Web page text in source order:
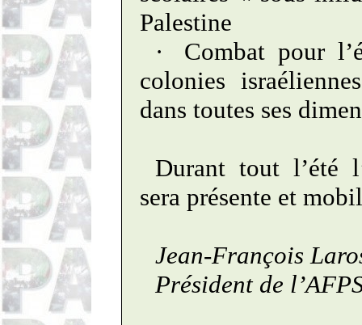
Palestine
·
Combat pour
colonies
dans toutes ses
Durant tout l’été
sera présente et
Jean-François
Président de